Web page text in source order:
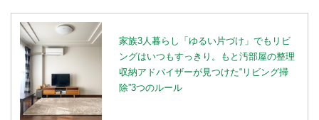
家族3人暮らし「ゆるい片づけ」でもリビ
ングはいつもすっきり。もと汚部屋の整理
収納アドバイザーが見つけた“リビング掃
除”3つのルール